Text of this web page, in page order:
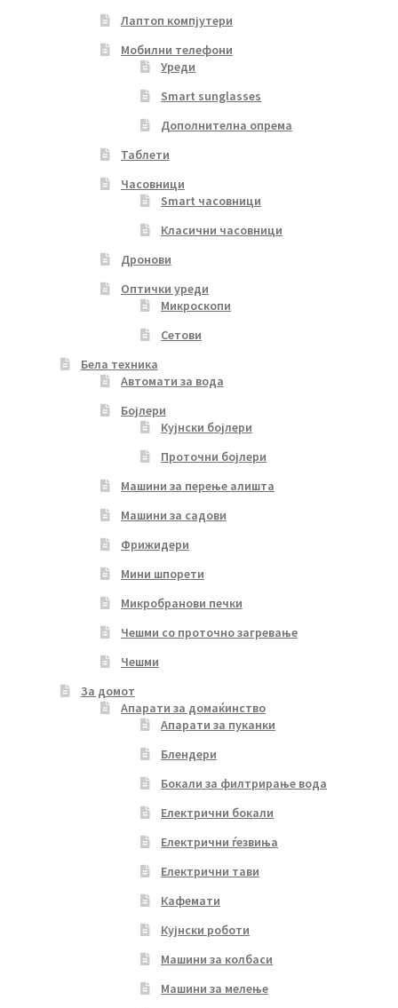
Лаптоп компјутери
Мобилни телефони
Уреди
Smart sunglasses
Дополнителна опрема
Таблети
Часовници
Smart часовници
Класични часовници
Дронови
Оптички уреди
Микроскопи
Сетови
Бела техника
Автомати за вода
Бојлери
Кујнски бојлери
Проточни бојлери
Машини за перење алишта
Машини за садови
Фрижидери
Мини шпорети
Микробранови печки
Чешми со проточно загревање
Чешми
За домот
Апарати за домаќинство
Апарати за пуканки
Блендери
Бокали за филтрирање вода
Електрични бокали
Електрични ѓезвиња
Електрични тави
Кафемати
Кујнски роботи
Машини за колбаси
Машини за мелење